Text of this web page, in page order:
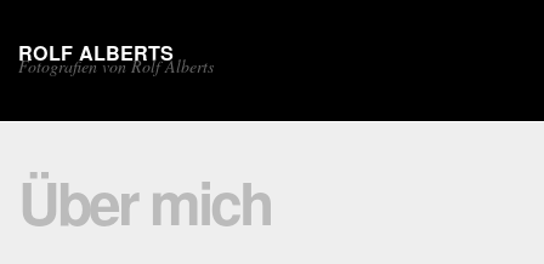
ROLF ALBERTS
Fotografien von Rolf Alberts
Über mich